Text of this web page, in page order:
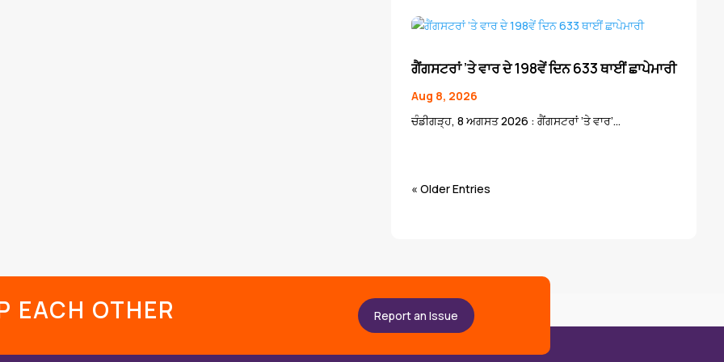
ਗੈਂਗਸਟਰਾਂ ’ਤੇ ਵਾਰ ਦੇ 198ਵੇਂ ਦਿਨ 633 ਥਾਈਂ ਛਾਪੇਮਾਰੀ
Aug 8, 2026
ਚੰਡੀਗੜ੍ਹ, 8 ਅਗਸਤ 2026 : ਗੈਂਗਸਟਰਾਂ ’ਤੇ ਵਾਰ’...
« Older Entries
EACH OTHER Report an Issue